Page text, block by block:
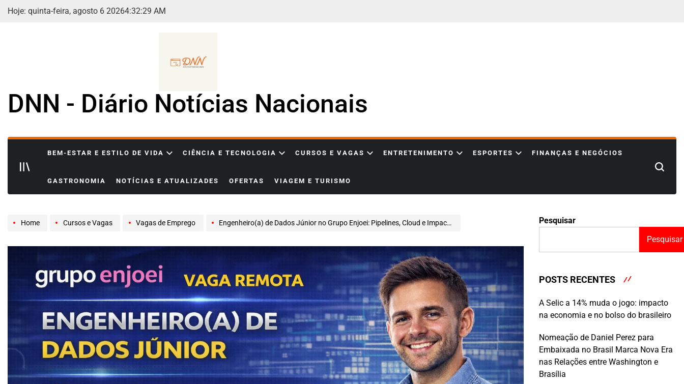
Skip
Hoje: quinta-feira, agosto 6 20264:32:31 AM
DNN - Diário Notícias Nacionais
BEM-ESTAR E ESTILO DE VIDA CIÊNCIA E TECNOLOGIA CURSOS E VAGAS ENTRETENIMENTO ESPORTES FINANÇAS E NEGÓCIOS
GASTRONOMIA NOTÍCIAS E ATUALIZADES OFERTAS VIAGEM E TURISMO
Search
Home Cursos e Vagas Vagas de Emprego Engenheiro(a) de Dados Júnior no Grupo Enjoei: Pipelines, Cloud e Impacto em Escala Nacional
Pesquisar
Pesquisar
POSTS RECENTES
A Selic a 14% muda o jogo: impacto
na economia e no bolso do brasileiro
Nomeação de Daniel Perez para
Embaixada no Brasil Marca Nova Era
nas Relações entre Washington e
Brasília